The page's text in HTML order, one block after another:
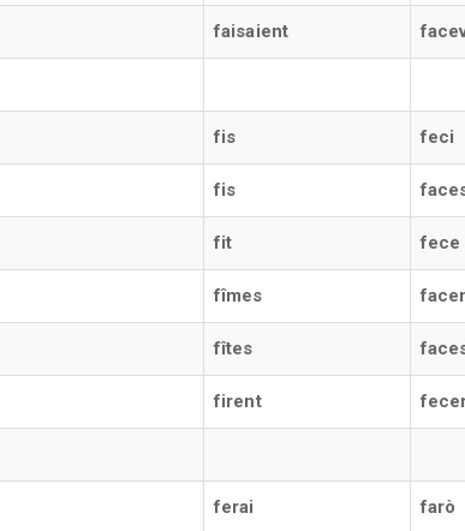
faisaient
fis feci
fis
fit fece
fîmes
fîtes
firent
ferai farò